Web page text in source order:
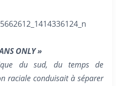
ONLY »
du sud, du temps de
raciale conduisait à séparer